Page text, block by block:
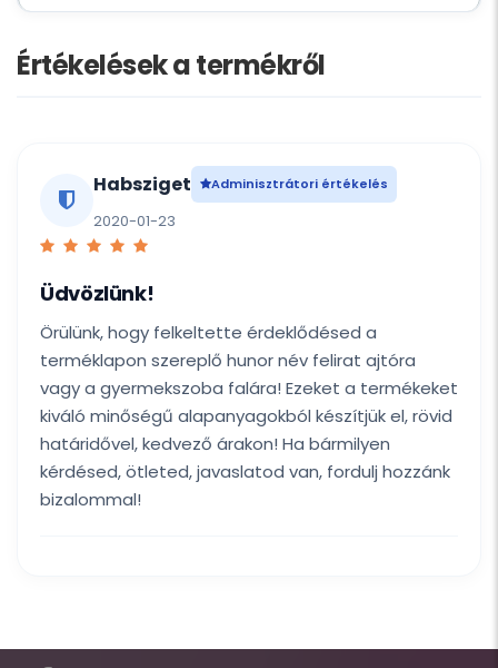
Értékelések a termékről
Habsziget Adminisztrátori értékelés
2020-01-23
Üdvözlünk!
Örülünk, hogy felkeltette érdeklődésed a
terméklapon szereplő hunor név felirat ajtóra
vagy a gyermekszoba falára! Ezeket a termékeket
kiváló minőségű alapanyagokból készítjük el, rövid
határidővel, kedvező árakon! Ha bármilyen
kérdésed, ötleted, javaslatod van, fordulj hozzánk
bizalommal!